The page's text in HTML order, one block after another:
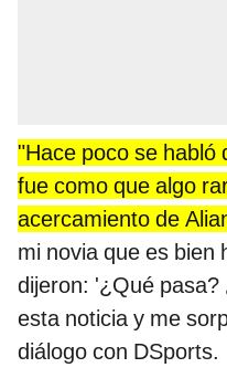
"Hace poco se habló
fue como que algo
acercamiento de
mi novia que es bien
dijeron: '¿Qué
esta noticia y me
diálogo con DSports.